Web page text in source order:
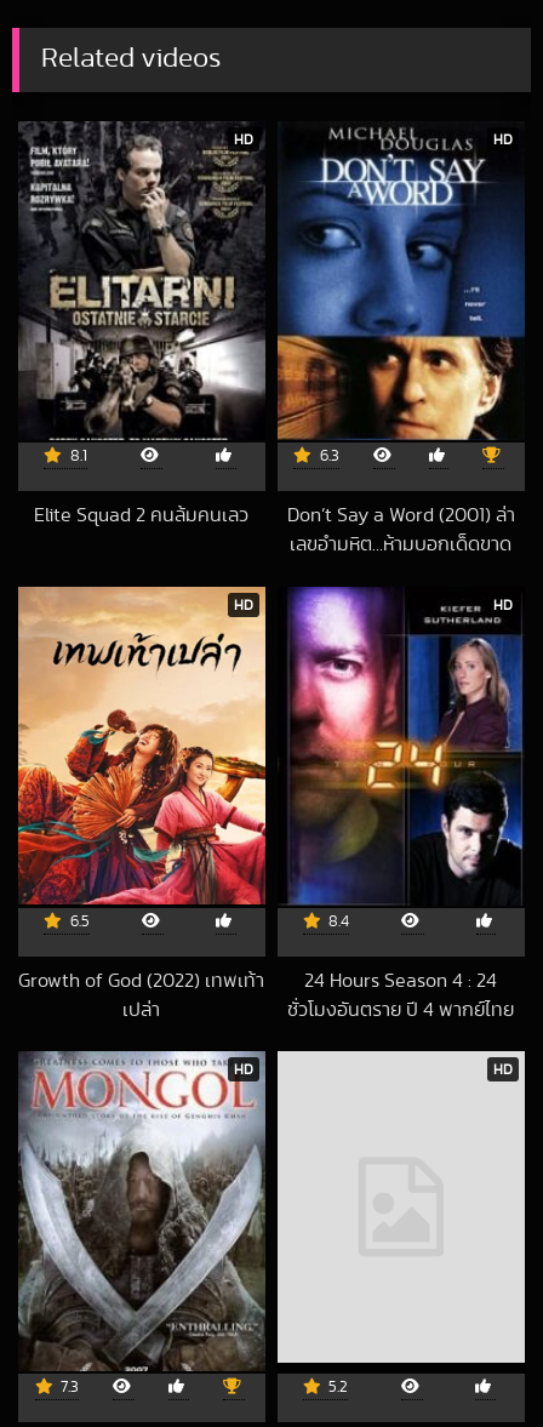
Related videos
HD
8.1
Elite Squad 2 คนล้มคนเลว
HD
6.3
Don’t Say a Word (2001) ล่า
เลขอำมหิต…ห้ามบอกเด็ดขาด
HD
6.5
Growth of God (2022) เทพเท้า
เปล่า
HD
8.4
24 Hours Season 4 : 24
ชั่วโมงอันตราย ปี 4 พากย์ไทย
HD
7.3
HD
5.2